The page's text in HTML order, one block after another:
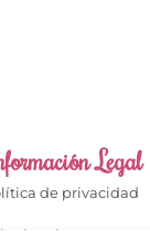
Legal
de privacidad
legal